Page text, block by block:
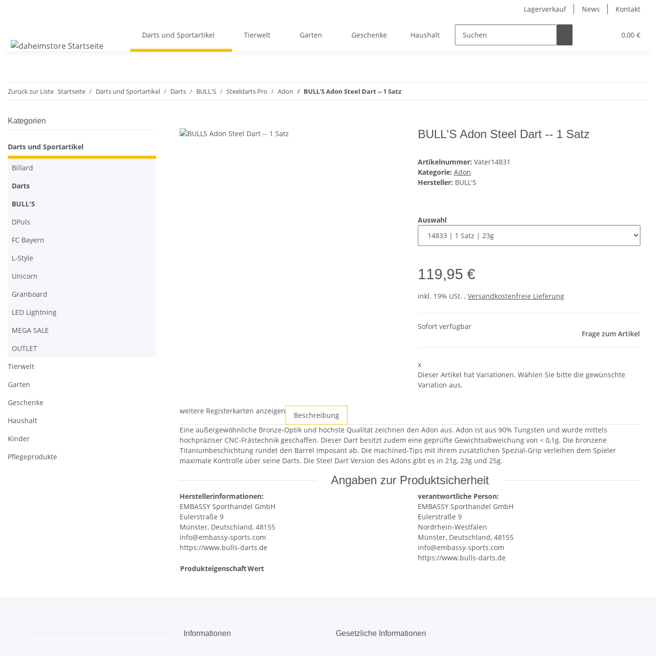
Lagerverkauf News Kontakt
0,00 €
Darts und Sportartikel Tierwelt Garten Geschenke Haushalt Kinder Hersteller
Zurück zur Liste Startseite Darts und Sportartikel Darts BULL'S Steeldarts Pro Adon BULL'S Adon Steel Dart -- 1 Satz
BULL'S Adon Steel Dart -- 1 Satz
Artikelnummer: Vater14831
Kategorie: Adon
Hersteller: BULL'S
Auswahl
119,95 €
inkl. 19% USt. , Versandkostenfreie Lieferung
Sofort verfügbar
Frage zum Artikel
x
Dieser Artikel hat Variationen. Wählen Sie bitte die gewünschte
Variation aus.
weitere Registerkarten anzeigen
Beschreibung
Eine außergewöhnliche Bronze-Optik und höchste Qualität zeichnen den Adon aus. Adon ist aus 90% Tungsten und wurde mittels
hochpräziser CNC-Frästechnik geschaffen. Dieser Dart besitzt zudem eine geprüfte Gewichtsabweichung von < 0,1g. Die bronzene
Titaniumbeschichtung rundet den Barrel imposant ab. Die machined-Tips mit ihrem zusätzlichen Spezial-Grip verleihen dem Spieler
maximale Kontrolle über seine Darts. Die Steel Dart Version des Adons gibt es in 21g, 23g und 25g.
Angaben zur Produktsicherheit
Herstellerinformationen:
EMBASSY Sporthandel GmbH
Eulerstraße 9
Münster, Deutschland, 48155
info@embassy-sports.com
https://www.bulls-darts.de
verantwortliche Person:
EMBASSY Sporthandel GmbH
Eulerstraße 9
Nordrhein-Westfalen
Münster, Deutschland, 48155
info@embassy-sports.com
https://www.bulls-darts.de
ProdukteigenschaftWert
Kategorien
Darts und Sportartikel
Billard
Darts
BULL'S
DPuls
FC Bayern
L-Style
Unicorn
Granboard
LED Lightning
MEGA SALE
OUTLET
Tierwelt
Garten
Geschenke
Haushalt
Kinder
Pflegeprodukte
Informationen Gesetzliche Informationen